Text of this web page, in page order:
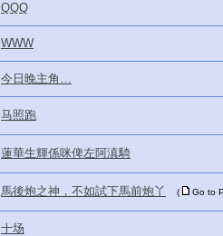
QQQ
WWW
今日晚主角…
马照跑
蓮華生輝係咪俾左阿滇騎
馬後炮之神，不如試下馬前炮丫 ( Go to
十场